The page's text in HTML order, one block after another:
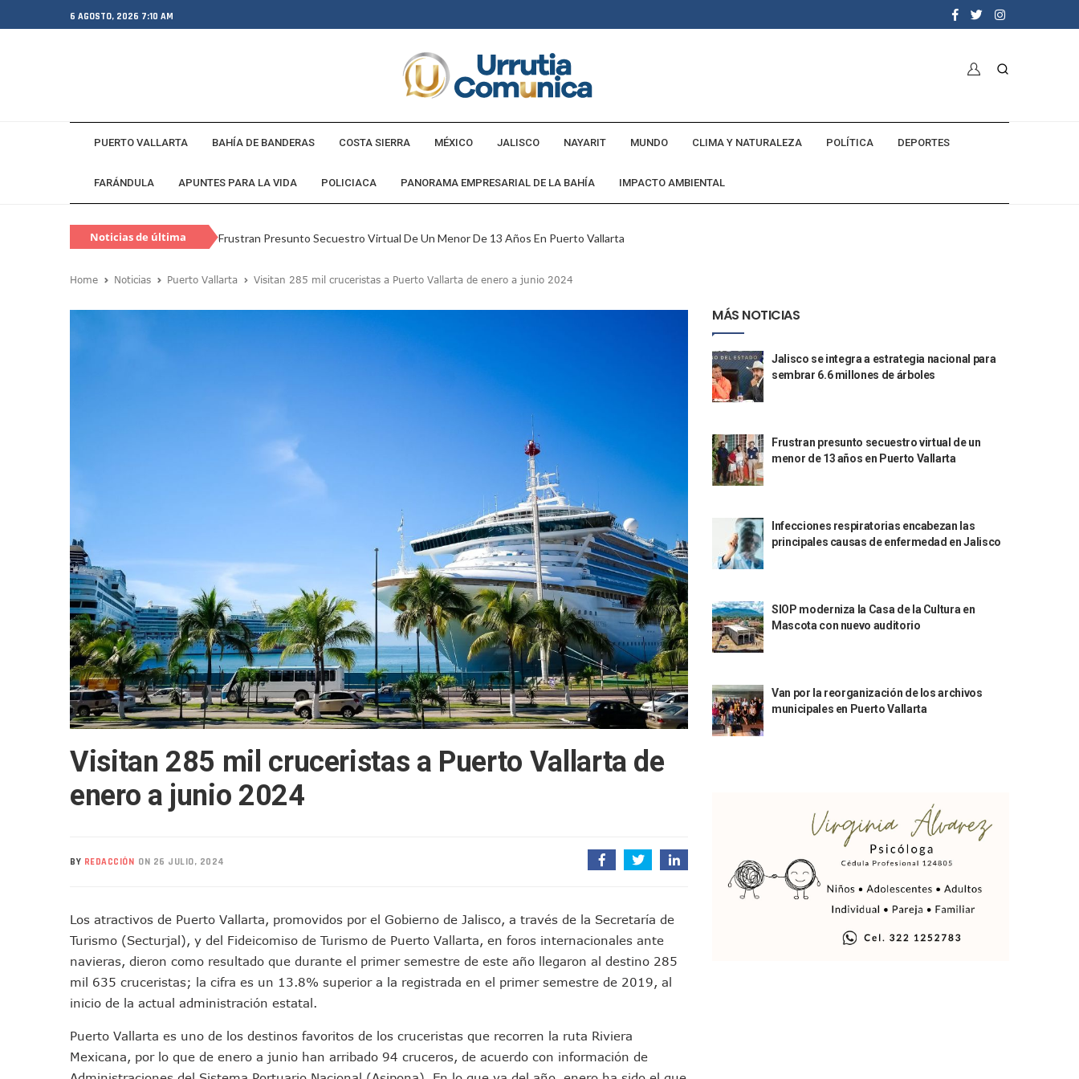
6 AGOSTO, 2026 7:10 AM
PUERTO VALLARTA BAHÍA DE BANDERAS COSTA SIERRA MÉXICO JALISCO NAYARIT MUNDO CLIMA Y NATURALEZA POLÍTICA DEPORTES
FARÁNDULA APUNTES PARA LA VIDA POLICIACA PANORAMA EMPRESARIAL DE LA BAHÍA IMPACTO AMBIENTAL
Noticias de última
Frustran Presunto Secuestro Virtual De Un Menor De 13 Años En Puerto Vallarta
SIOP Moderniza La Casa De La Cultura En Mascota Con Nuevo Auditorio
Avanza Plan Para Construir Estadio De Tritones Vallarta; Será Financiado Por Privados
Nuevas Concesiones De Taxis En Puerto Vallarta, ¿para Quiénes Aplica Y Cómo Tramitarlas?
Mueren Cuatro Personas Tras Explosión De Una Pipa En Tlaquepaque (VIDEO)
Bruno Blancas Lleva El Mensaje De La Cuarta Transformación A Puerto Vallarta Y Tomatlán
Liberan 180 Crías De Iguana Verde En El Estero El Salado Por Su 26 Aniversario
Puerto Vallarta Participa En Los PriceAgencies Awards 2026 En Ciudad De México
Ofrecerán Asesoría Jurídica Gratuita En Puerto Vallarta Para Emprendedores Y Ciudadanía
Juan Solís E Iris Torres Buscan Integrar La Planilla Del PAN Vallarta Para El 2027
Realizan Operativo Preventivo En Seis Colonias Del Centro De Puerto Vallarta
Arquitecto Luis Munguía Reconoce La Labor Del Personal De Servicios Eficientes
Semana Lluviosa Para Puerto Vallarta Con Tormentas Y Ambiente Caluroso
Voces Del Orgullo Distingue A Referentes De La Comunidad LGBT+ En Puerto Vallarta
Partido Verde Conforma Su 12.º “Ejército Del Verde” En La Colonia Primero De Mayo
Buques Mexicanos Parten A Venezuela Con 718 Toneladas De Ayuda Humanitaria
Nuevo Transporte Eléctrico En Puerto Vallarta: Rutas, Horarios Y Capacidad
En Vallarta, Todos Los Camiones Deben De Tener Aire Acondicionado: Diego Monraz
Lluvias Y Oleaje Elevado Marcarán El Fin De Semana En Puerto Vallarta
Pancho López; En La Mira Del Comité Nacional Del PAN
Muere Manolo Solo, Actor De “El Laberinto Del Fauno”, A Los 62 Años
Citan A Siete Integrantes De La Semar Por Investigación Por Huachicol Fiscal
IMSS Invierte 12.6 MDP En Remodelar Urgencias Del Hospital 42 De Puerto Vallarta
En Abril 2027 Terminarán El Centro Regional De Autismo En Puerto Vallarta
Puerto Vallarta Fortalece Su Promoción En California Con Seminarios Turísticos
Este Viernes, Lemus Inaugurará El Sistema De Electromovilidad En Puerto Vallarta
Nidos De Lluvia Busca Beneficiar A 100 Familias De Puerto Vallarta
Home Noticias Puerto Vallarta Visitan 285 mil cruceristas a Puerto Vallarta de enero a junio 2024
Visitan 285 mil cruceristas a Puerto Vallarta de
enero a junio 2024
BY REDACCIÓN ON 26 JULIO, 2024
Los atractivos de Puerto Vallarta, promovidos por el Gobierno de Jalisco, a través de la Secretaría de
Turismo (Secturjal), y del Fideicomiso de Turismo de Puerto Vallarta, en foros internacionales ante
navieras, dieron como resultado que durante el primer semestre de este año llegaron al destino 285
mil 635 cruceristas; la cifra es un 13.8% superior a la registrada en el primer semestre de 2019, al
inicio de la actual administración estatal.
Puerto Vallarta es uno de los destinos favoritos de los cruceristas que recorren la ruta Riviera
Mexicana, por lo que de enero a junio han arribado 94 cruceros, de acuerdo con información de
MÁS NOTICIAS
Jalisco se integra a estrategia nacional para
sembrar 6.6 millones de árboles
Frustran presunto secuestro virtual de un
menor de 13 años en Puerto Vallarta
Infecciones respiratorias encabezan las
principales causas de enfermedad en Jalisco
SIOP moderniza la Casa de la Cultura en
Mascota con nuevo auditorio
Van por la reorganización de los archivos
municipales en Puerto Vallarta